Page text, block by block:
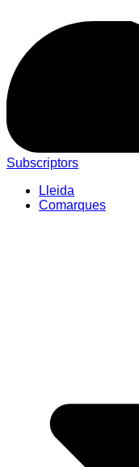
Subscriptors
Lleida
Comarques